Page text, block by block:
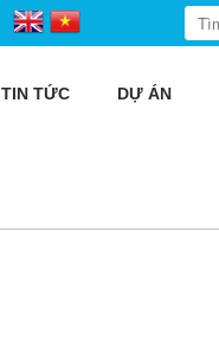
TIN TỨC DỰ ÁN